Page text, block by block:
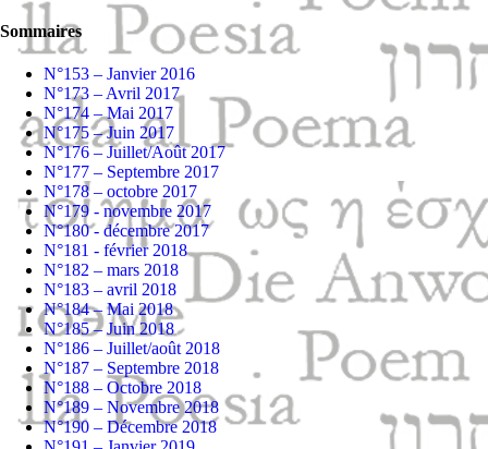
Bascule
zone
barre
coulissante
Sommaires
N°153 – Janvier 2016
N°173 – Avril 2017
N°174 – Mai 2017
N°175 – Juin 2017
N°176 – Juillet/Août 2017
N°177 – Septembre 2017
N°178 – octobre 2017
N°179 - novembre 2017
N°180 - décembre 2017
N°181 - février 2018
N°182 – mars 2018
N°183 – avril 2018
N°184 – Mai 2018
N°185 – Juin 2018
N°186 – Juillet/août 2018
N°187 – Septembre 2018
N°188 – Octobre 2018
N°189 – Novembre 2018
N°190 – Décembre 2018